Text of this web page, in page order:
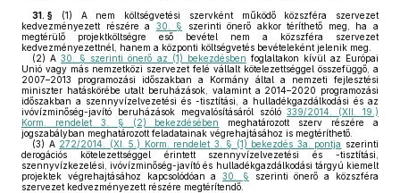
31. § (1) A nem költségvetési szervként működő közszféra szervezet
kedvezményezett részére a 30. § szerinti önerő akkor téríthető meg, ha a
megtérülő projektköltségre eső bevétel nem a közszféra szervezet
kedvezményezettnél, hanem a központi költségvetés bevételeként jelenik meg.
(2) A30. § szerinti önerő az (1) bekezdésben foglaltakon kívül az Európai
Unió vagy más nemzetközi szervezet felé vállalt kötelezettséggel összefüggő, a
2007–2013 programozási időszakban a Kormány által a nemzeti fejlesztési
miniszter hatáskörébe utalt beruházások, valamint a 2014–2020 programozási
időszakban a szennyvízelvezetési és -tisztítási, a hulladékgazdálkodási és az
ivóvízminőség-javító beruházások megvalósításáról szóló339/2014. (XII. 19.)
Korm. rendelet 3. § (2) bekezdésében
meghatározott szerv részére a
jogszabályban meghatározott feladatainak végrehajtásához is megtéríthető.
(3) A 272/2014. (XI. 5.) Korm. rendelet 3. § (1) bekezdés 3a. pontja szerinti
derogációs kötelezettséggel érintett szennyvízelvezetési és -tisztítási,
szennyvízkezelési, ivóvízminőség-javító és hulladékgazdálkodási tárgyú kiemelt
projektek végrehajtásához kapcsolódóan a30. § szerinti önerő a közszféra
szervezet kedvezményezett részére megtérítendő.